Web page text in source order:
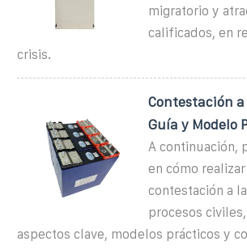
migratorio y
calificados, en
crisis.
Contestación
Guía y Modelo
A continuación,
en cómo realizar
contestación a
procesos
aspectos clave, modelos prácticos y